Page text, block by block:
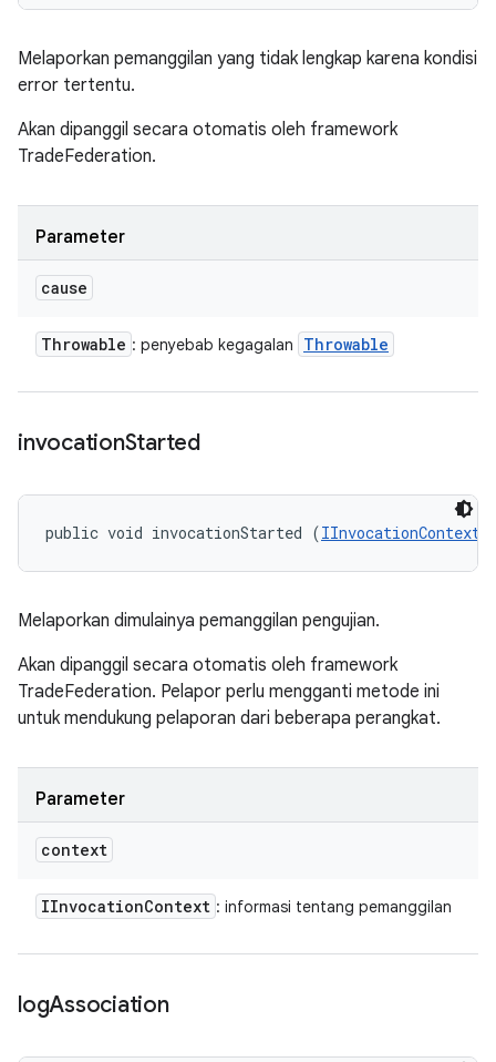
Melaporkan pemanggilan yang tidak lengkap karena kondisi
error tertentu.
Akan dipanggil secara otomatis oleh framework
TradeFederation.
Parameter
cause
Throwable : penyebab kegagalan Throwable
invocationStarted
public void invocationStarted (IInvocationContext
Melaporkan dimulainya pemanggilan pengujian.
Akan dipanggil secara otomatis oleh framework
TradeFederation. Pelapor perlu mengganti metode ini
untuk mendukung pelaporan dari beberapa perangkat.
Parameter
context
IInvocationContext : informasi tentang pemanggilan
logAssociation